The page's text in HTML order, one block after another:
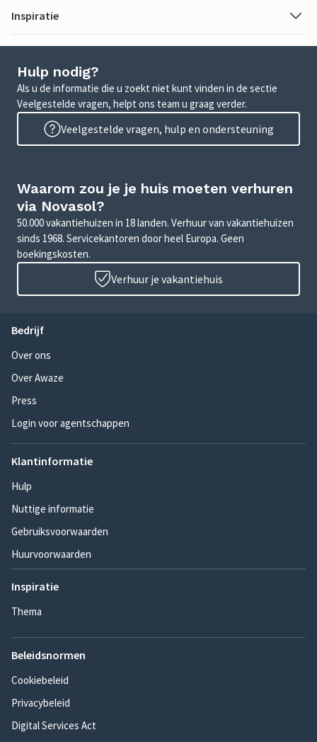
Inspiratie
Hulp nodig?
Als u de informatie die u zoekt niet kunt vinden in de sectie
Veelgestelde vragen, helpt ons team u graag verder.
Veelgestelde vragen, hulp en ondersteuning
Waarom zou je je huis moeten verhuren
via Novasol?
50.000 vakantiehuizen in 18 landen. Verhuur van vakantiehuizen
sinds 1968. Servicekantoren door heel Europa. Geen
boekingskosten.
Verhuur je vakantiehuis
Bedrijf
Over ons
Over Awaze
Press
Login voor agentschappen
Klantinformatie
Hulp
Nuttige informatie
Gebruiksvoorwaarden
Huurvoorwaarden
Inspiratie
Thema
Beleidsnormen
Cookiebeleid
Privacybeleid
Digital Services Act